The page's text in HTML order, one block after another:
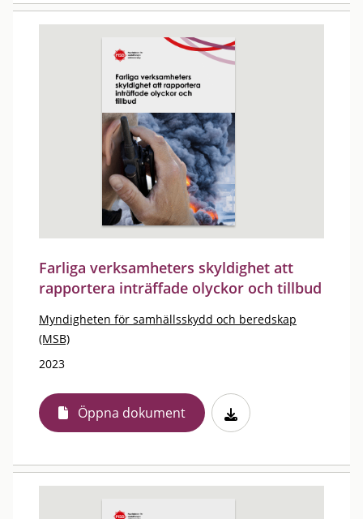
Farliga verksamheters skyldighet att
rapportera inträffade olyckor och tillbud
Myndigheten för samhällsskydd och beredskap
(MSB)
2023
Öppna dokument